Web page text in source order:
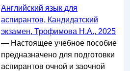
Английский язык для
аспирантов, Кандидатский
экзамен, Трофимова Н.А., 2025
— Настоящее учебное пособие
предназначено для подготовки
аспирантов очной и заочной